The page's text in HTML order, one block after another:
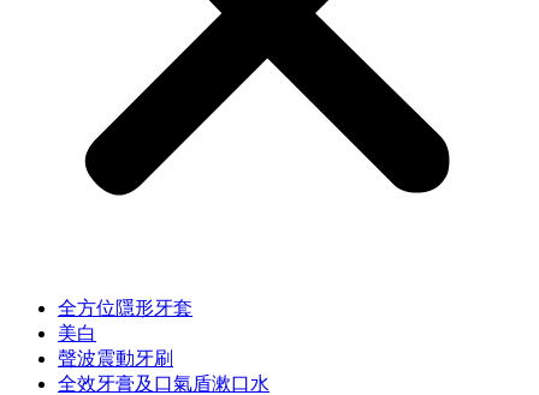
全方位隱形牙套
美白
聲波震動牙刷
全效牙膏及口氣盾漱口水